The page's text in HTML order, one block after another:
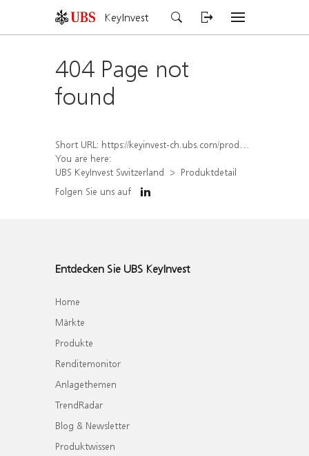
KeyInvest
404 Page not
found
Short URL: https://keyinvest-ch.ubs.com/produkt/detail/index/isin/CH1564519838
You are here:
UBS KeyInvest Switzerland
Produktdetail
Folgen Sie uns auf
Entdecken Sie UBS KeyInvest
Home
Märkte
Produkte
Renditemonitor
Anlagethemen
TrendRadar
Blog & Newsletter
Produktwissen